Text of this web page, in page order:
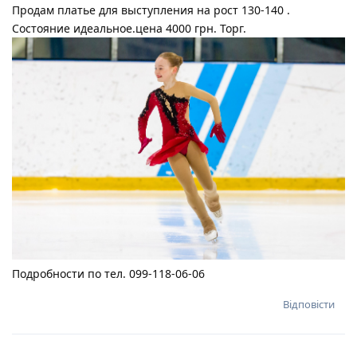
Продам платье для выступления на рост 130-140 .
Состояние идеальное.цена 4000 грн. Торг.
Подробности по тел. 099-118-06-06
Відповісти